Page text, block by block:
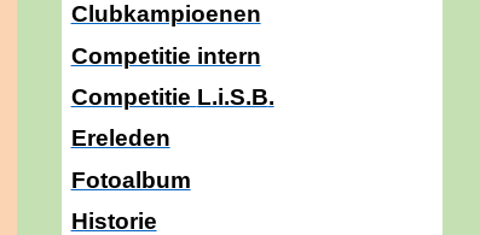
Clubkampioenen
Competitie intern
Competitie L.i.S.B.
Ereleden
Fotoalbum
Historie